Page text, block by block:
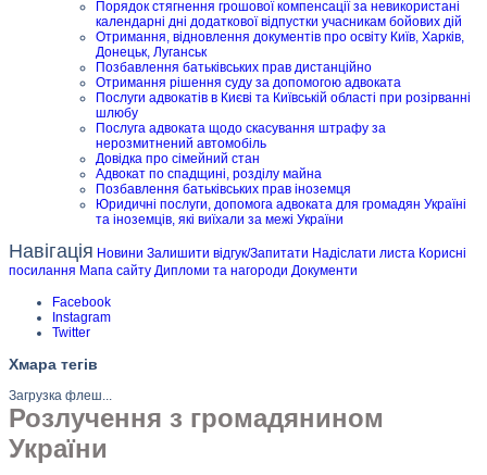
Порядок стягнення грошової компенсації за невикористані
календарні дні додаткової відпустки учасникам бойових дій
Отримання, відновлення документів про освіту Київ, Харків,
Донецьк, Луганськ
Позбавлення батьківських прав дистанційно
Отримання рішення суду за допомогою адвоката
Послуги адвокатів в Києві та Київській області при розірванні
шлюбу
Послуга адвоката щодо скасування штрафу за
нерозмитнений автомобіль
Довідка про сімейний стан
Адвокат по спадщині, розділу майна
Позбавлення батьківських прав іноземця
Юридичні послуги, допомога адвоката для громадян Україні
та іноземців, які виїхали за межі України
Навігація Новини Залишити відгук/Запитати Надіслати листа Корисні
посилання Мапа сайту Дипломи та нагороди Документи
Facebook
Instagram
Twitter
Хмара тегів
Загрузка флеш...
Розлучення з громадянином
України